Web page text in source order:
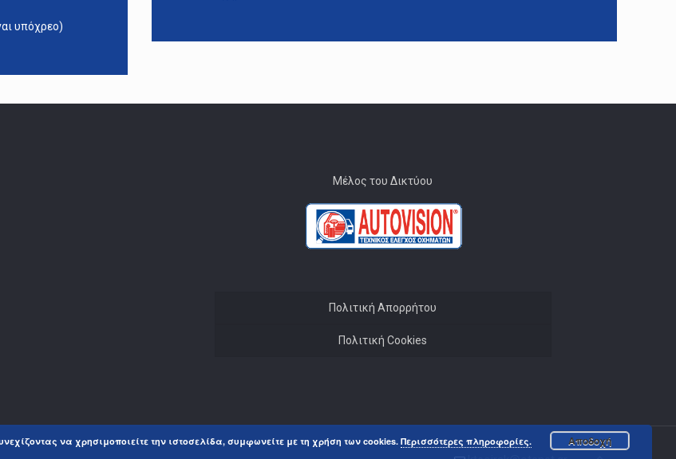
υπόχρεο)
Μέλος του Δικτύου
Πολιτική Απορρήτου
Πολιτική Cookies
να χρησιμοποιείτε την ιστοσελίδα, συμφωνείτε με τη χρήση των cookies. Περισσότερες πληροφορίες. Αποδοχή